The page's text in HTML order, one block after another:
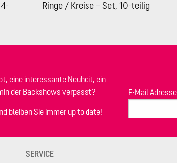
Ringe / Kreise – Set, 10-teilig
eine interessante Neuheit, ein
der Backshows verpasst?
bleiben Sie immer up to date!
E-Mail Adresse
SERVICE